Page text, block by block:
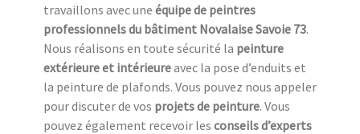
travaillons avec une équipe de peintres
professionnels du bâtiment Novalaise Savoie 73.
Nous réalisons en toute sécurité la peinture
extérieure et intérieureavec la pose d’enduits et
la peinture de plafonds. Vous pouvez nous appeler
pour discuter de vos projets de peinture. Vous
pouvez également recevoir les conseils d’experts